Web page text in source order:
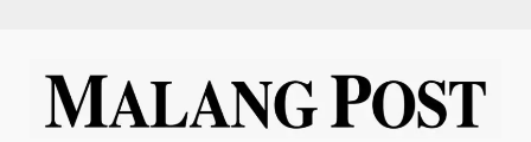
content